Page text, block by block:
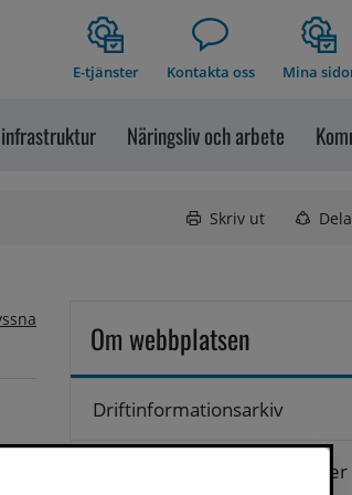
E-tjänster Kontakta oss Mina
Näringsliv och arbete
Skriv ut Dela
Om webbplatsen
Driftinformationsarkiv
Hantering av personuppgifter